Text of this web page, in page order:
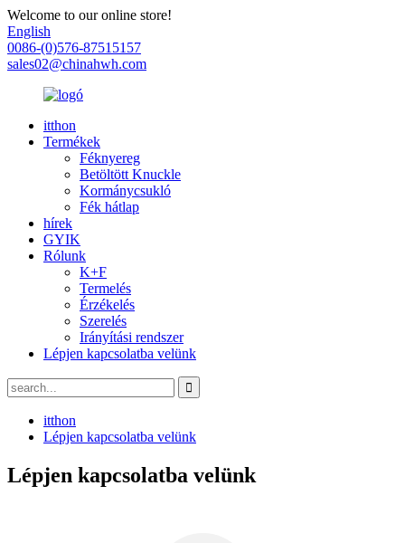
Welcome to our online store!
English
0086-(0)576-87515157
sales02@chinahwh.com
itthon
Termékek
Féknyereg
Betöltött Knuckle
Kormánycsukló
Fék hátlap
hírek
GYIK
Rólunk
K+F
Termelés
Érzékelés
Szerelés
Irányítási rendszer
Lépjen kapcsolatba velünk
itthon
Lépjen kapcsolatba velünk
Lépjen kapcsolatba velünk